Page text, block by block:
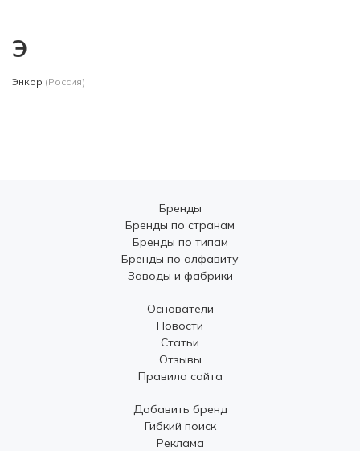
Э
Энкор (Россия)
Бренды
Бренды по странам
Бренды по типам
Бренды по алфавиту
Заводы и фабрики
Основатели
Новости
Статьи
Отзывы
Правила сайта
Добавить бренд
Гибкий поиск
Реклама